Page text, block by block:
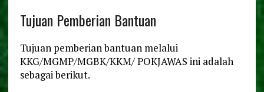
Tujuan Pemberian Bantuan
Tujuan pemberian bantuan melalui
KKG/MGMP/MGBK/KKM/ POKJAWAS ini adalah
sebagai berikut.